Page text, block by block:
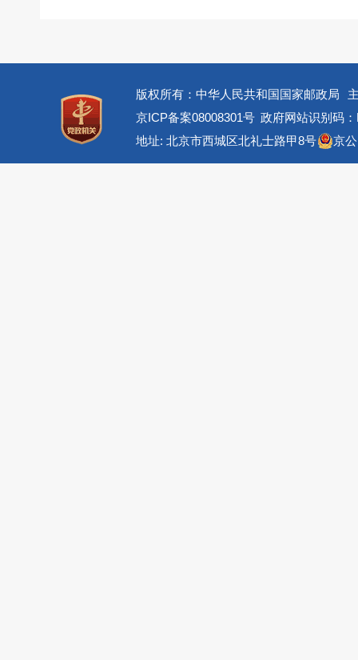
版权所有：中华人民共和国国家邮政局
京ICP备案08008301号 政府网站识别码
地址: 北京市西城区北礼士路甲8号
京